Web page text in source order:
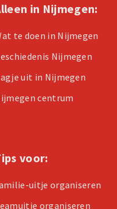
in Nijmegen:
te doen in Nijmegen
Nijmegen
uit in Nijmegen
centrum
voor:
uitje organiseren
organiseren